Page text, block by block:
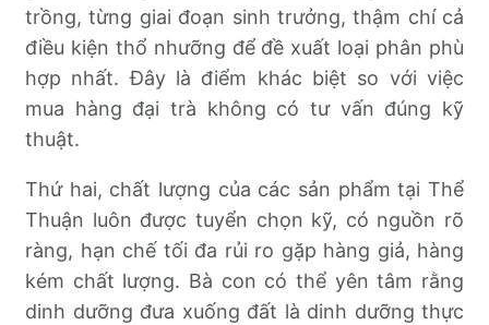
trồng, từng giai đoạn sinh trưởng, thậm chí cả
điều kiện thổ nhưỡng để đề xuất loại phân phù
hợp nhất. Đây là điểm khác biệt so với việc
mua hàng đại trà không có tư vấn đúng kỹ
thuật.
Thứ hai, chất lượng của các sản phẩm tại Thể
Thuận luôn được tuyển chọn kỹ, có nguồn rõ
ràng, hạn chế tối đa rủi ro gặp hàng giả, hàng
kém chất lượng. Bà con có thể yên tâm rằng
dinh dưỡng đưa xuống đất là dinh dưỡng thực